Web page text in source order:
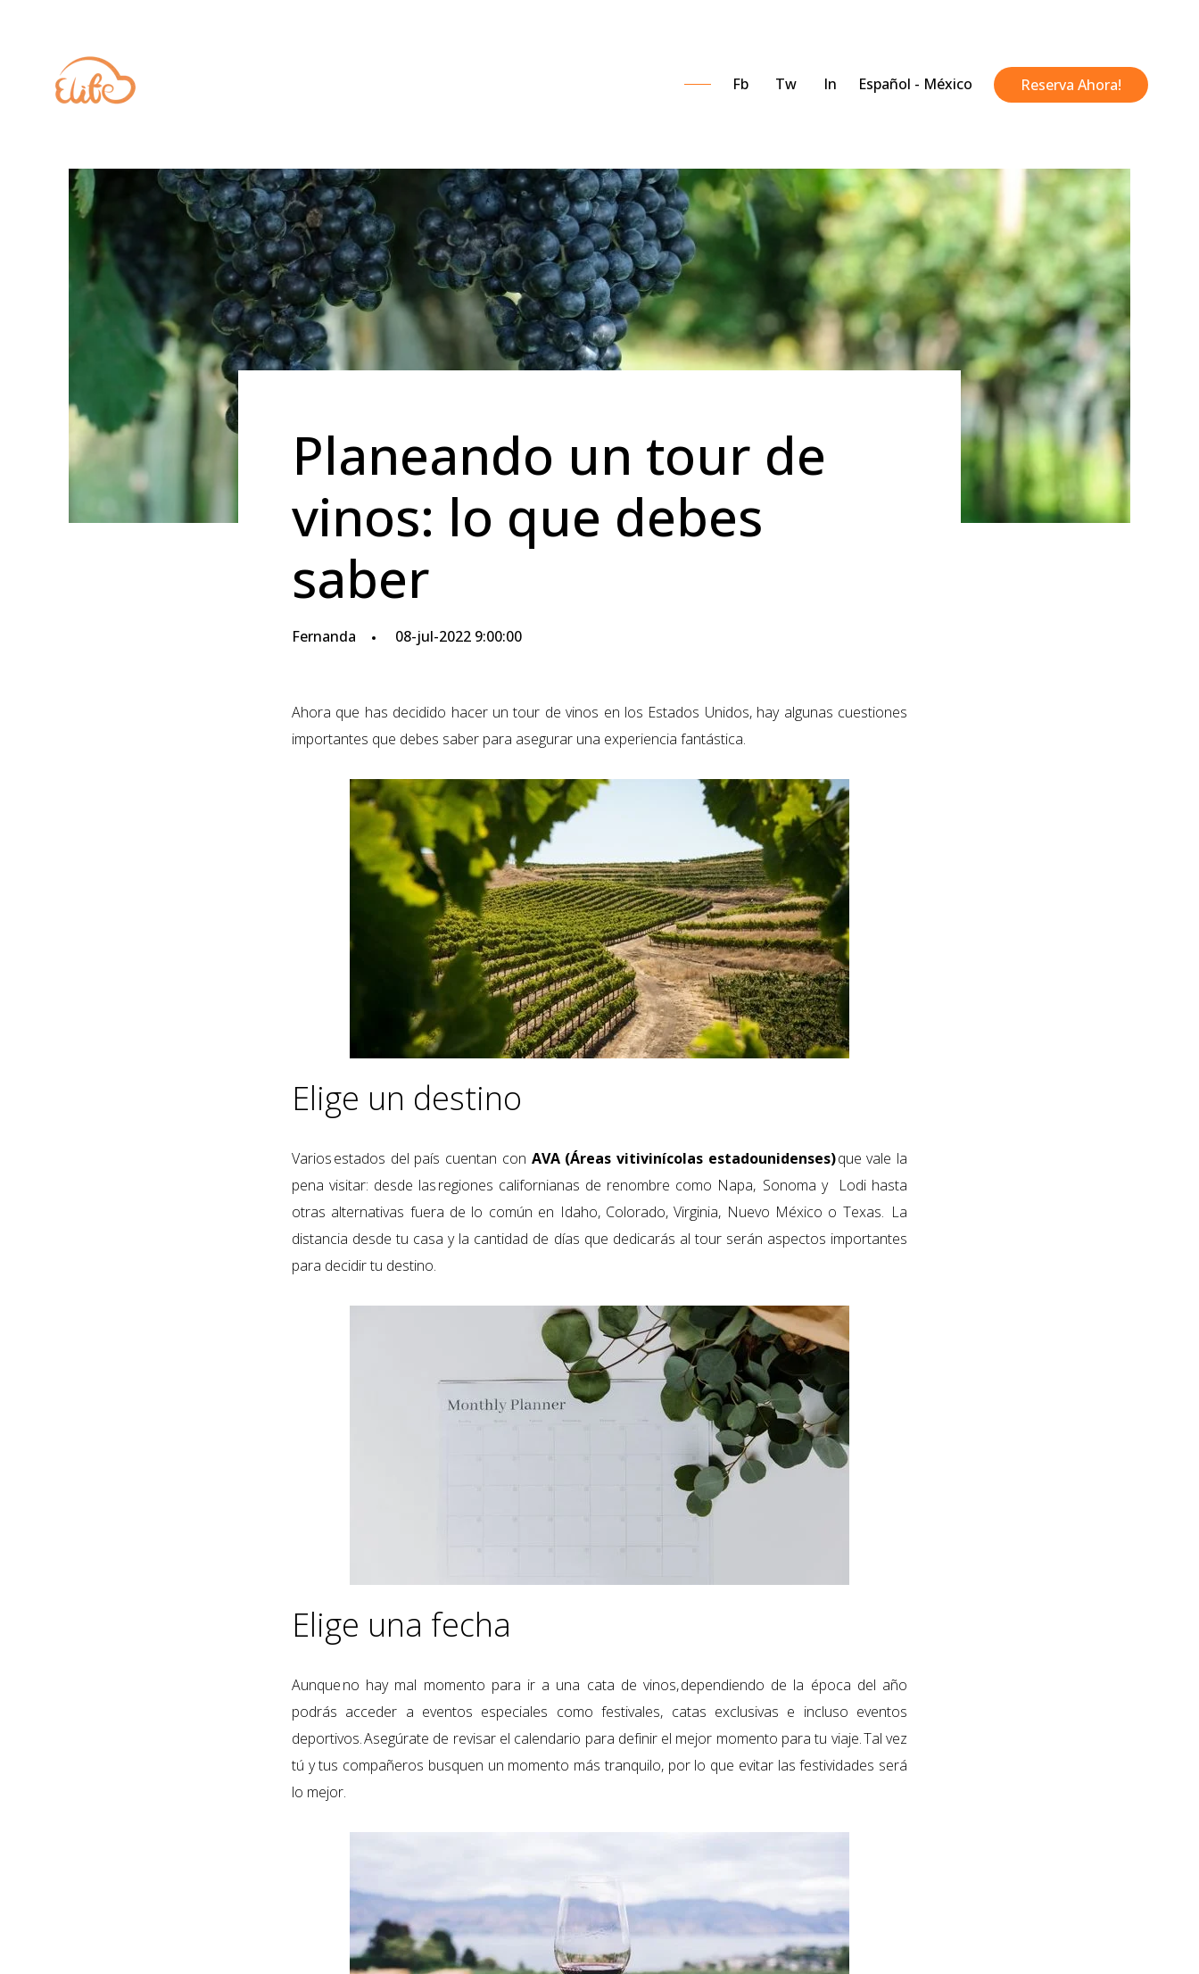
Fb Tw In Español - México Reserva Ahora!
Planeando un tour de
vinos: lo que debes
saber
Fernanda 08-jul-2022 9:00:00
Ahora que has decidido hacer un tour de vinos en los Estados Unidos, hay algunas cuestiones
importantes que debes saber para asegurar una experiencia fantástica.
Elige un destino
Variosestados del país cuentan con AVA (Áreas vitivinícolas estadounidenses)que vale la
pena visitar: desde lasregiones californianas de renombre como Napa, Sonoma y Lodi hasta
otras alternativas fuera de lo común en Idaho, Colorado, Virginia, Nuevo México o Texas. La
distancia desde tu casa y la cantidad de días que dedicarás al tour serán aspectos importantes
para decidir tu destino.
Elige una fecha
Aunqueno hay mal momento para ir a una cata de vinos,dependiendo de la época del año
podrás acceder a eventos especiales como festivales, catas exclusivas e incluso eventos
deportivos. Asegúrate de revisarel calendario para definir el mejor momento para tu viaje. Tal vez
tú y tus compañeros busquen un momento más tranquilo, por lo que evitar las festividades será
lo mejor.